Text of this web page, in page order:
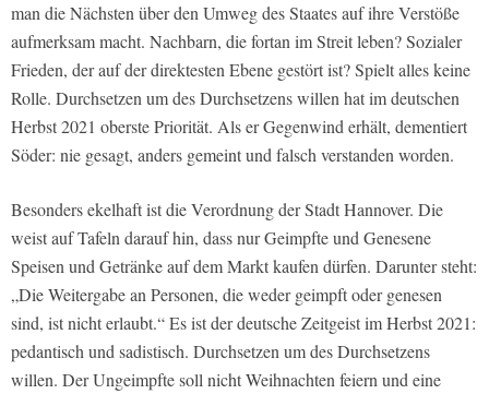
man die Nächsten über den Umweg des Staates auf ihre Verstöße
aufmerksam macht. Nachbarn, die fortan im Streit leben? Sozialer
Frieden, der auf der direktesten Ebene gestört ist? Spielt alles keine
Rolle. Durchsetzen um des Durchsetzens willen hat im deutschen
Herbst 2021 oberste Priorität. Als er Gegenwind erhält, dementiert
Söder: nie gesagt, anders gemeint und falsch verstanden worden.
Besonders ekelhaft ist die Verordnung der Stadt Hannover. Die
weist auf Tafeln darauf hin, dass nur Geimpfte und Genesene
Speisen und Getränke auf dem Markt kaufen dürfen. Darunter steht:
„Die Weitergabe an Personen, die weder geimpft oder genesen
sind, ist nicht erlaubt.“ Es ist der deutsche Zeitgeist im Herbst 2021:
pedantisch und sadistisch. Durchsetzen um des Durchsetzens
willen. Der Ungeimpfte soll nicht Weihnachten feiern und eine